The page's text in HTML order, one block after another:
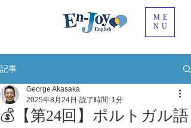
ME
NU
記事
💰【第24回】ポルトガル語
George Akasaka
2025年8月24日 読了時間: 1分